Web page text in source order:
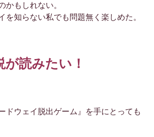
かもしれない。
知らない私でも問題無く楽しめた。
読みたい！
ドウェイ脱出ゲーム』を手にとっても